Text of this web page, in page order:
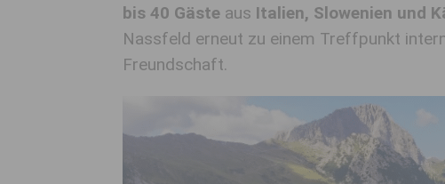
bis 40 Gäste aus Italien, Slowenien und
Nassfeld erneut zu einem Treffpunkt
Freundschaft.